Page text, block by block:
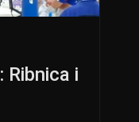
Ribnica i